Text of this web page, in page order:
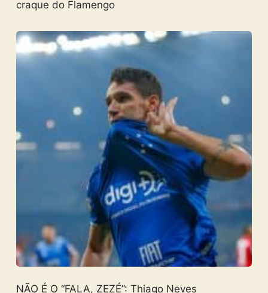
craque do Flamengo
NÃO É O “FALA, ZEZÉ”: Thiago Neves